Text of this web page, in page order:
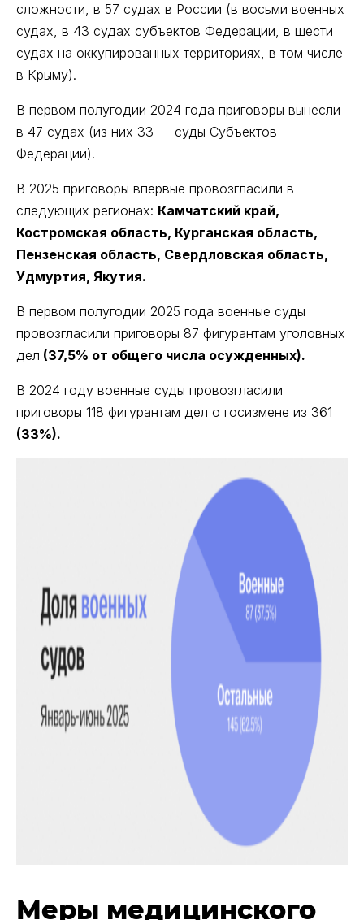
сложности, в 57 судах в России (в восьми военных
судах, в 43 судах субъектов Федерации, в шести
судах на оккупированных территориях, в том числе
в Крыму).
В первом полугодии 2024 года приговоры вынесли
в 47 судах (из них 33 — суды Субъектов
Федерации).
В 2025 приговоры впервые провозгласили в
следующих регионах: Камчатский край,
Костромская область, Курганская область,
Пензенская область, Свердловская область,
Удмуртия, Якутия.
В первом полугодии 2025 года военные суды
провозгласили приговоры 87 фигурантам уголовных
дел (37,5% от общего числа осужденных).
В 2024 году военные суды провозгласили
приговоры 118 фигурантам дел о госизмене из 361
(33%).
Меры медицинского